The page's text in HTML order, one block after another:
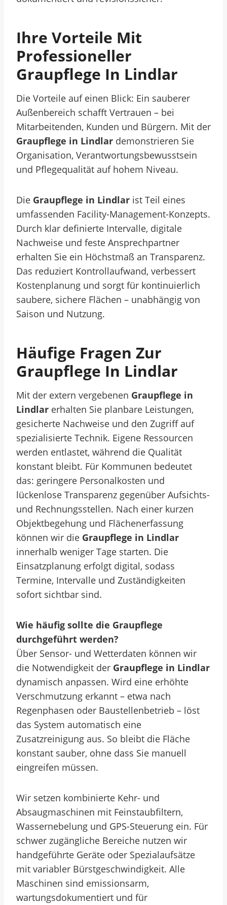
Ihre Vorteile Mit
Professioneller
Graupflege In Lindlar
Die Vorteile auf einen Blick: Ein sauberer
Außenbereich schafft Vertrauen – bei
Mitarbeitenden, Kunden und Bürgern. Mit der
Graupflege in Lindlar demonstrieren Sie
Organisation, Verantwortungsbewusstsein
und Pflegequalität auf hohem Niveau.
Die Graupflege in Lindlar ist Teil eines
umfassenden Facility-Management-Konzepts.
Durch klar definierte Intervalle, digitale
Nachweise und feste Ansprechpartner
erhalten Sie ein Höchstmaß an Transparenz.
Das reduziert Kontrollaufwand, verbessert
Kostenplanung und sorgt für kontinuierlich
saubere, sichere Flächen – unabhängig von
Saison und Nutzung.
Häufige Fragen Zur
Graupflege In Lindlar
Mit der extern vergebenen Graupflege in
Lindlar erhalten Sie planbare Leistungen,
gesicherte Nachweise und den Zugriff auf
spezialisierte Technik. Eigene Ressourcen
werden entlastet, während die Qualität
konstant bleibt. Für Kommunen bedeutet
das: geringere Personalkosten und
lückenlose Transparenz gegenüber Aufsichts-
und Rechnungsstellen. Nach einer kurzen
Objektbegehung und Flächenerfassung
können wir die Graupflege in Lindlar
innerhalb weniger Tage starten. Die
Einsatzplanung erfolgt digital, sodass
Termine, Intervalle und Zuständigkeiten
sofort sichtbar sind.
Wie häufig sollte die Graupflege
durchgeführt werden?
Über Sensor- und Wetterdaten können wir
die Notwendigkeit der Graupflege in Lindlar
dynamisch anpassen. Wird eine erhöhte
Verschmutzung erkannt – etwa nach
Regenphasen oder Baustellenbetrieb – löst
das System automatisch eine
Zusatzreinigung aus. So bleibt die Fläche
konstant sauber, ohne dass Sie manuell
eingreifen müssen.
Wir setzen kombinierte Kehr- und
Absaugmaschinen mit Feinstaubfiltern,
Wassernebelung und GPS-Steuerung ein. Für
schwer zugängliche Bereiche nutzen wir
handgeführte Geräte oder Spezialaufsätze
mit variabler Bürstgeschwindigkeit. Alle
Maschinen sind emissionsarm,
wartungsdokumentiert und für